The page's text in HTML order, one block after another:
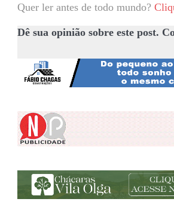
Quer ler antes de todo mundo?
Dê sua opinião sobre este post.